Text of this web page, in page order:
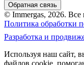
Обратная связь
© Immergas, 2026.
Политика обработки
Разработка и
Используя наш сайт,